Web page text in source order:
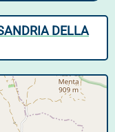
DELLA